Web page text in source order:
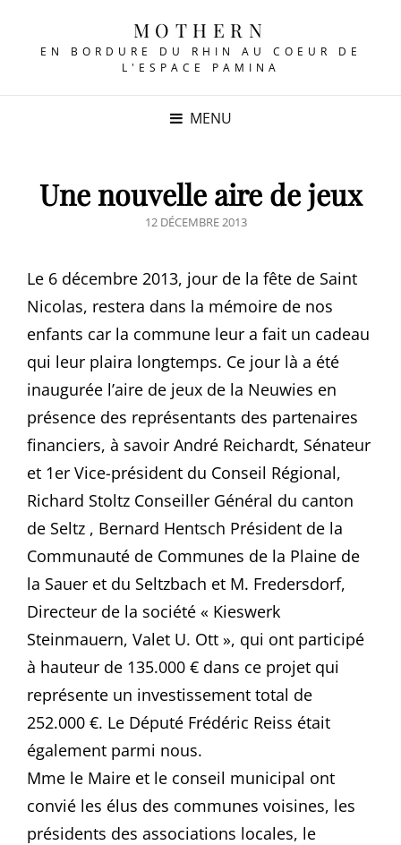
MOTHERN
EN BORDURE DU RHIN AU COEUR DE
L'ESPACE PAMINA
MENU
Une nouvelle aire de jeux
POSTED
12 DÉCEMBRE 2013
Le 6 décembre 2013, jour de la fête de Saint
Nicolas, restera dans la mémoire de nos
enfants car la commune leur a fait un cadeau
qui leur plaira longtemps. Ce jour là a été
inaugurée l’aire de jeux de la Neuwies en
présence des représentants des partenaires
financiers, à savoir André Reichardt, Sénateur
et 1er Vice-président du Conseil Régional,
Richard Stoltz Conseiller Général du canton
de Seltz , Bernard Hentsch Président de la
Communauté de Communes de la Plaine de
la Sauer et du Seltzbach et M. Fredersdorf,
Directeur de la société « Kieswerk
Steinmauern, Valet U. Ott », qui ont participé
à hauteur de 135.000 € dans ce projet qui
représente un investissement total de
252.000 €. Le Député Frédéric Reiss était
également parmi nous.
Mme le Maire et le conseil municipal ont
convié les élus des communes voisines, les
présidents des associations locales, le